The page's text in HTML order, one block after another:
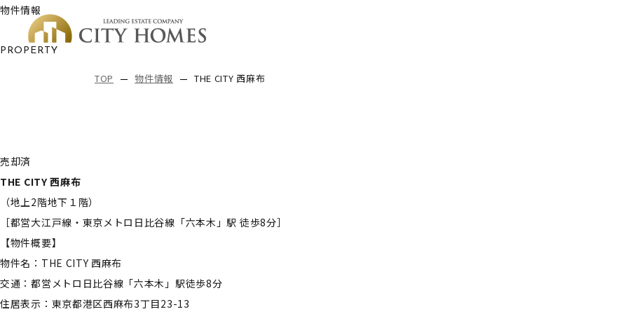
物件情報
PROPERTY
TOP 物件情報 THE CITY 西麻布
売却済
THE CITY 西麻布
（地上2階地下１階）
［都営大江戸線・東京メトロ日比谷線「六本木」駅 徒歩8分］
【物件概要】
物件名：THE CITY 西麻布
交通：都営メトロ日比谷線「六本木」駅徒歩8分
住居表示：東京都港区西麻布3丁目23-13